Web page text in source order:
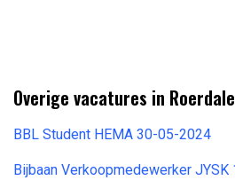
Overige vacatures in
BBL Student HEMA 30-05-2024
Bijbaan Verkoopmedewerker